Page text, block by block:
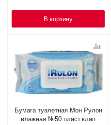
В корзину
Бумага туалетная Мон Рулон
влажная №50 пласт.клап